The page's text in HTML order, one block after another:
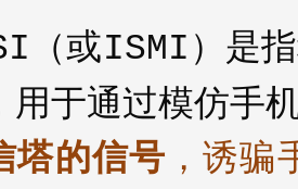
（或ISMI ）是
用于通过模仿手
塔的信号 ，诱骗